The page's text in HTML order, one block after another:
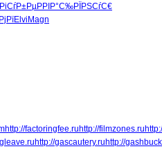
РіСѓР±РµРРІР°С‰РЇРЅСѓС€
ElviMagn
http://factoringfee.ruhttp://filmzones.ru
http://gascautery.ruhttp://